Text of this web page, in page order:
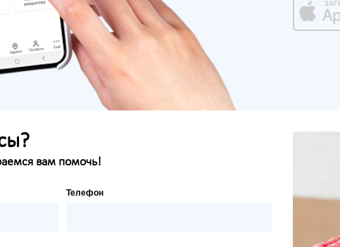
вам помочь!
Телефон